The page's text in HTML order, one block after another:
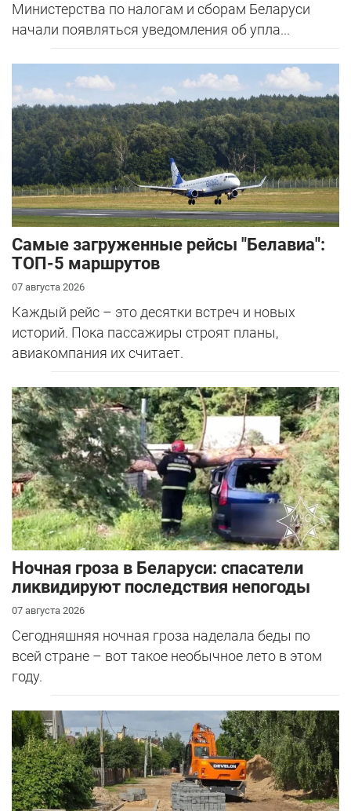
Министерства по налогам и сборам Беларуси
начали появляться уведомления об упла...
Самые загруженные рейсы "Белавиа":
ТОП-5 маршрутов
07 августа 2026
Каждый рейс – это десятки встреч и новых
историй. Пока пассажиры строят планы,
авиакомпания их считает.
Ночная гроза в Беларуси: спасатели
ликвидируют последствия непогоды
07 августа 2026
Сегодняшняя ночная гроза наделала беды по
всей стране – вот такое необычное лето в этом
году.